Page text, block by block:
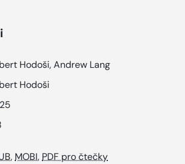
Hodoši,Andrew Lang
Hodoši
, MOBI, PDF pro čtečky